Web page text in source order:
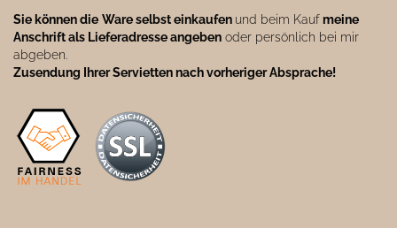
Sie können die Ware selbst einkaufen und beim Kaufmeine
Anschrift als Lieferadresse angeben oder persönlich bei mir
abgeben.
Zusendung Ihrer Servietten nach vorheriger Absprache!